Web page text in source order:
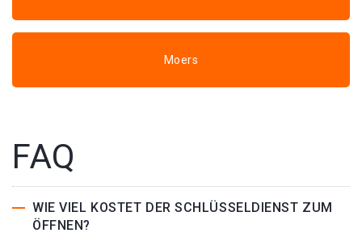
Moers
FAQ
WIE VIEL KOSTET DER SCHLÜSSELDIENST ZUM
ÖFFNEN?